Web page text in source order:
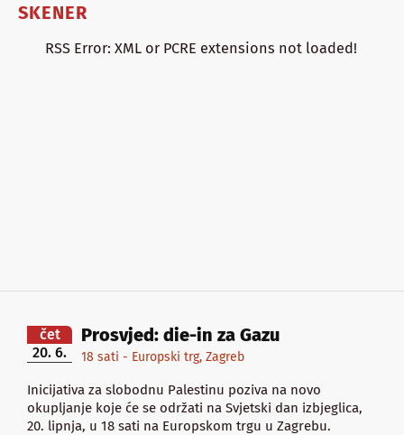
SKENER
RSS Error: XML or PCRE extensions not loaded!
čet
20. 6.
Prosvjed: die-in za Gazu
18 sati - Europski trg, Zagreb
Inicijativa za slobodnu Palestinu poziva na novo
okupljanje koje će se održati na Svjetski dan izbjeglica,
20. lipnja, u 18 sati na Europskom trgu u Zagrebu.